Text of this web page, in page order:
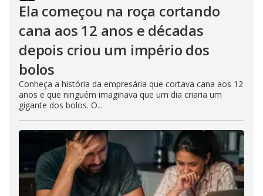
Ela começou na roça cortando
cana aos 12 anos e décadas
depois criou um império dos
bolos
Conheça a história da empresária que cortava cana aos 12
anos e que ninguém imaginava que um dia criaria um
gigante dos bolos. O...